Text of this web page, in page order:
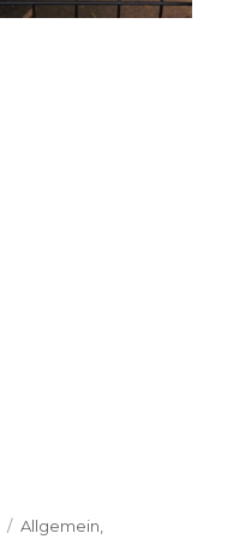
Kategorien
Allgemein,